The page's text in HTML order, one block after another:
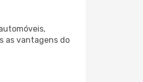
as vantagens do